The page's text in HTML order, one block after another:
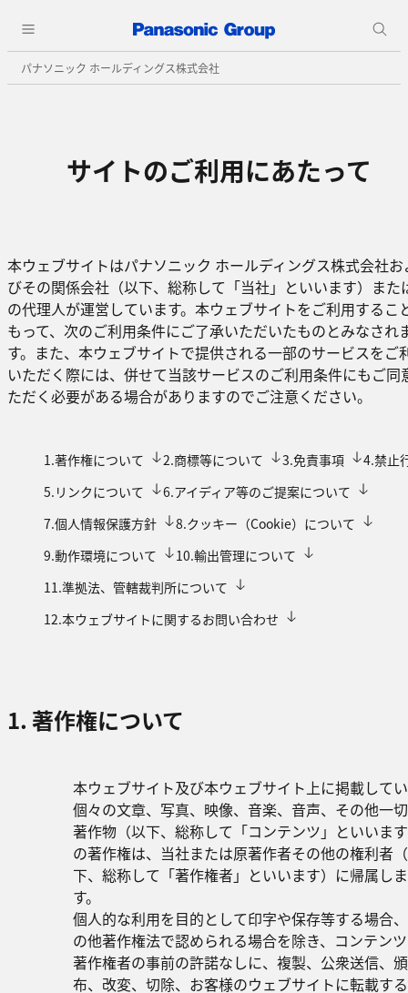
パナソニック ホールディングス株式会社
サイトのご利用にあたって
本ウェブサイトはパナソニック ホールディングス株式会社お
びその関係会社（以下、総称して「当社」といいます）また
の代理人が運営しています。本ウェブサイトをご利用するこ
もって、次のご利用条件にご了承いただいたものとみなされ
す。また、本ウェブサイトで提供される一部のサービスをご
いただく際には、併せて当該サービスのご利用条件にもご同
ただく必要がある場合がありますのでご注意ください。
1.著作権について 2.商標等について 3.免責事項
4.禁止
5.リンクについて
6.アイディア等のご提案について
7.個人情報保護方針
8.クッキー（Cookie）について
9.動作環境について
10.輸出管理について
11.準拠法、管轄裁判所について
12.本ウェブサイトに関するお問い合わせ
1. 著作権について
本ウェブサイト及び本ウェブサイト上に掲載して
個々の文章、写真、映像、音楽、音声、その他一
著作物（以下、総称して「コンテンツ」といいま
の著作権は、当社または原著作者その他の権利者
下、総称して「著作権者」といいます）に帰属しま
す。
個人的な利用を目的として印字や保存等する場合
の他著作権法で認められる場合を除き、コンテン
著作権者の事前の許諾なしに、複製、公衆送信、頒
布、改変、切除、お客様のウェブサイトに転載す